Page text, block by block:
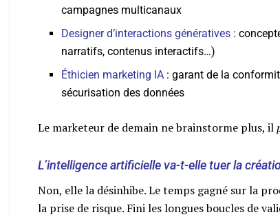
campagnes multicanaux
Designer d’interactions génératives :
narratifs, contenus interactifs…)
Éthicien marketing IA : garant de la
sécurisation des données
Le marketeur de demain ne brainstorme plus, il
L’intelligence artificielle va-t-elle tuer la
Non, elle la désinhibe. Le temps gagné sur la
la prise de risque. Fini les longues boucles de